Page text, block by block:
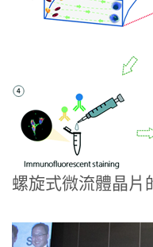
螺旋式微流體晶片